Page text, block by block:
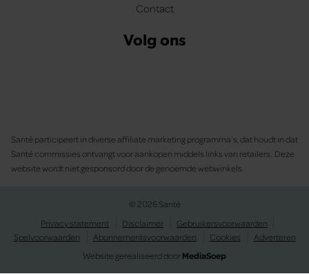
Contact
Volg ons
Santé participeert in diverse affiliate marketing programma’s, dat houdt in dat
Santé commissies ontvangt voor aankopen middels links van retailers. Deze
website wordt niet gesponsord door de genoemde webwinkels.
© 2026 Santé
Privacy statement
Disclaimer
Gebruikersvoorwaarden
Spelvoorwaarden
Abonnementsvoorwaarden Cookies
Adverteren
Website gerealiseerd doorMediaSoep